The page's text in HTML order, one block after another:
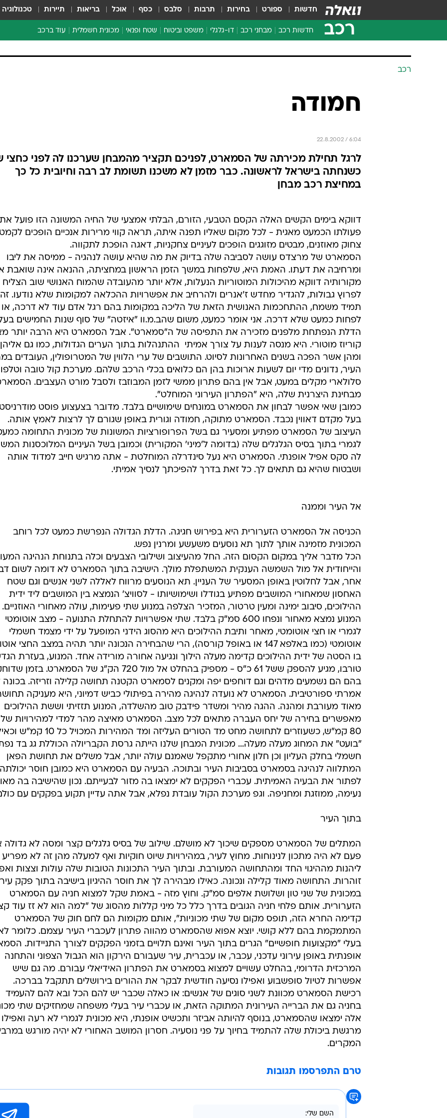
חדשות ספורט בחירות תרבות סלבס כסף אוכל בריאות תיירות טכנולוגיה
רכב חדשות רכב מבחני רכב דו-גלגלי משפט וביטוח שטח ופנאי מכונית חשמלית עוד ברכב
משומשות
אספנות
דעות
כל הכתבות
כתבו לנו
אביזרים לרכב
רכב
חמודה
22.8.2002 / 6:04
לרגל תחילת מכירתה של הסמארט, לפניכם תקציר מהמבחן שערכנו לה לפני כחצי
כשנחתה בישראל לראשונה. כבר מזמן לא משכנו תשומת לב רבה וחיובית כל כך
במחיצת רכב מבחן
דווקא בימים הקשים האלה הקסם הטבעי, הזורם, הבלתי אמצעי של החיה המשונה הזו פועל את
פעולתו הכמעט מאגית - לכל מקום שאליו תפנה איתה, תראה קווי מרירות אנכיים הופכים
צחוק מאוזנים, מבטים מזוגגים הופכים לעיניים צחקניות, דאגה הופכת לתקווה.
הסמארט של מרצדס עושה לסביבה שלה בדיוק את מה שהיא עושה לנהגיה - ממיסה את ליבו
ומרחיבה את דעתו. האמת היא, שלפחות במשך הזמן הראשון במחציתה, ההנאה אינה שואבת
מקורותיה דווקא מהיכולות המוטוריות הנעלות, אלא יותר מהעובדה שהמוח האנושי שוב הצליח
לפרוץ גבולות, להגדיר מחדש ז'אנרים ולהרחיב את אפשרויות ההכלאה למקומות שלא נודעו. זה
תמיד משמח, ההתחכמות האנושית הזאת של הליכה במקומות בהם רגל אדם עוד לא דרכה, או
לפחות כמעט שלא דרכה. אני אומר כמעט, משום שהב.מ.וו "איזטה" של סוף שנות החמישים
הדלת הנפתחת מלפנים מזכירה את התפיסה של ה"סמארט". אבל הסמארט היא הרבה יותר
קוריוז מוטורי. היא מנסה לענות על צורך אמיתי  ההתנהלות בתוך הערים הגדולות, כמו גם אליהן
ומהן אשר הפכה בשנים האחרונות לסיוט. התושבים של ערי הלווין של המטרופולין, העובדים
העיר, נדונים מדי יום לשעות ארוכות בהן הם כלואים בכלי הרכב שלהם. מערכת קול טובה
סלולארי מקלים במעט, אבל אין בהם פתרון ממשי לזמן המבוזבז ולסבל מורט העצבים.
מבחינת היצרנית שלה, היא "הפתרון העירוני המוחלט".
כמובן שאי אפשר לבחון את הסמארט במונחים שימושיים בלבד. מדובר בצעצוע פוסט
בעל מקדם דאווין נכבד. הסמארט מתוקה, חמודה וגורית באופן שגורם לך לרצות לאמץ אותה.
העיצוב של הסמארט מפתיע ומסעיר גם בשל הפרופורציות המשונות של מכונית התחומה
לגמרי בתוך בסיס הגלגלים שלה (בדומה ל'מיני' המקורית) וכמובן בשל העיניים המלוכסנות
לה סקס אפיל אופנתי. הסמארט היא נעל סינדרלה המוחלטת - אתה מרגיש חייב למדוד אותה
ושבטוח שהיא גם תתאים לך. כל זאת בדרך להפיכתך לנסיך אמיתי.
אל העיר וממנה
הכניסה אל הסמארט הזערורית היא בפירוש חגיגה. הדלת הגדולה הנפרשת כמעט לכל רוחב
המכונית מזמינה אותך לתוך תא נוסעים משעשע ומרנין נפש.
הכל מדבר אליך במקום הקסום הזה. החל מהעיצוב ושילובי הצבעים וכלה בתנוחת הנהיגה
והייחודית אל מול השמשה הענקית המשתפלת מולך. הישיבה בתוך הסמארט לא דומה לשום
אחר, אבל לחלוטין באופן המסעיר של העניין. תא הנוסעים מרווח לאללה לשני אנשים וגם שטח
האחסון שמאחורי המושבים מפתיע בגודלו ושימושיותו - לסוויצ' הנמצא בין המושבים ליד ידית
ההילוכים, סיבוב ימינה ומעין טרטור, המזכיר הצלפה במנוע שתי פעימות, עולה מאחורי האוזניים.
המנוע נמצא מאחור ונפחו 600 סמ"ק בלבד. שתי אפשרויות להתחלת התנועה - מצב אוטומטי
לגמרי או חצי אוטומטי, מאחר ותיבת ההילוכים היא מהסוג הידני המופעל על ידי מצמד חשמלי
אוטומטי (כמו באלפא 147 או באופל קורסה), הרי שהבחירה הנכונה יותר תהיה במצב החצי
בו הסטה של ידית ההילוכים קדימה מעלה הילוך ונגיעה אחורה מורידה אחד. המנוע, בעזרת
טורבו, מגיע להספק ששל 61 כ"ס - מספיק בהחלט אל מול 720 הק"ג של הסמארט. בזמן
בהם הם נשמעים מדהים וגם דוחפים יפה ומקנים לסמארט הקטנה תחושה קלילה וזריזה. בכונה
אמרתי ספורטיבית. הסמארט לא נועדה לנהיגה מהירה בפיתולי כביש דמיוני, היא מעניקה
מאוד מעורבת ומהנה. ההגה מהיר ומשדר פידבק טוב מהשלדה, המנוע תזזיתי וששת ההילוכים
מאפשרים בחירה של יחס העברה מתאים לכל מצב. הסמארט מאיצה מהר למדי למהירויות
80 קמ"ש, כשעוזרים לתחושה מחט מד הטורים העליזה ומד המהירות המכויל כל
"בועט" את המחוג מעלה מעלה... מכונית המבחן שלנו הייתה גרסת הקבריולה הכוללת גג בד
חשמלי בחלק העליון וכן חלון אחורי מתקפל שאמנם עולה יותר, אבל משלים את תחושת הפאן
המתלווה לנהיגה בסמארט בסביבות העיר ובתוכה. הבעיה עם הסמארט היא כמובן חוסר יכולתה
לפתור את הבעיה האמיתית. עכברי הפקקים לא ימצאו בה מזור לבעייתם. נכון שהישיבה בה
נעימה, ממוזגת ומחניפה. וגפ מערכת הקול עובדת נפלא, אבל אתה עדיין תקוע בפקקים עם
בתוך העיר
המתלים של הסמארט מספקים שיכוך לא מושלם. שילוב של בסיס גלגלים קצר ומסה לא גדולה
פעם לא היה מתכון לנינוחות. מחוץ לעיר, במהירויות שיוט חוקיות ואף למעלה מהן זה לא מפריע
ליהנות מההיגוי החד ומהתחושה המעורבת. ובתוך העיר התכונות הטובות שלה עולות וצצות
זוהרות. התחושה מאוד קלילה ונכונה. כאילו מבהירה לך את חוסר ההיגיון בישיבה בתוך פקק
במכונית של שני טון ושלושת אלפים סמ"ק. וחוץ מזה - באמת שקל למצוא חניה עם הסמארט
הזערורית. אותם פלחי חניה הגובים בדרך כלל כל מיני קללות מהסוג של "למה הוא לא זז עוד
קדימה החרא הזה, תופס מקום של שתי מכוניות", אותם מקומות הם לחם חוק של הסמארט
המתמקמת בהם ללא קושי. יוצא אפוא שהסמארט מהווה פתרון לעכברי העיר עצמם. כלומר
בעלי "מקצועות חופשיים" הגרים בתוך העיר ואינם תלויים בזמני הפקקים לצורך התניידות.
אופנתית באופן עירוני עדכני, עכבר, או עכברית, עיר שעבורם הירקון הוא הגבול הצפוני והתחנה
המרכזית הדרומי, בהחלט עשויים למצוא בסמארט את הפתרון האידיאלי עבורם. מה גם שיש
אפשרות לטיול סופשבוע ואפילו נסיעה חודשית לבקר את ההורים בירושלים תתקבל בברכה.
רכישת הסמארט מכוונת לשני סוגים של אנשים: או כאלה שכבר יש להם הכל ובא להם להעמיד
בחניה גם את הברייה העירונית המתוקה הזאת, או עכברי עיר בעלי משפחה שמחזיקים שתי
אלה ימצאו שהסמארט, בנוסף להיותה אביזר ותכשיט אופנתי, היא מכונית לגמרי לא רעה ואפילו
מרגשת ביכולת שלה להתמיד בחיוך על פני נוסעיה. חסרון המושב האחורי לא יהיה מורגש
המקרים.
טרם התפרסמו תגובות